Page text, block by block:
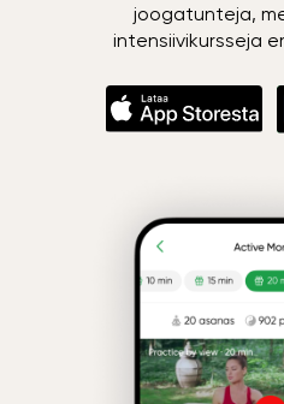
joogatunteja,
intensiivikursseja